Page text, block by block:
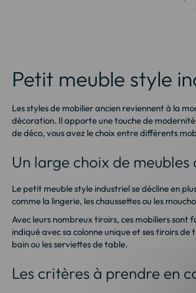
Petit meuble style
Les styles de mobilier ancien reviennent à la
décoration. Il apporte une touche de
de déco, vous avez le choix entre différents
Un large choix de meubles
Le petit meuble style industriel se décline en
comme la lingerie, les chaussettes ou les
Avec leurs nombreux tiroirs, ces mobiliers
indiqué avec sa colonne unique et ses tiroirs
bain ou les serviettes de table.
Les critères à prendre en